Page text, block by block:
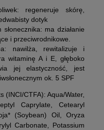
regeneruje skórę,
dotyk
ma działanie
i przeciwrodnikowe.
nawilża, rewitalizuje i
witaminę A i E, głęboko
jej elastyczność, jest
ok. 5 SPF
(INCI/CTFA): Aqua/Water,
Caprylate, Cetearyl
(Soybean) Oil, Oryza
Carbonate, Potassium